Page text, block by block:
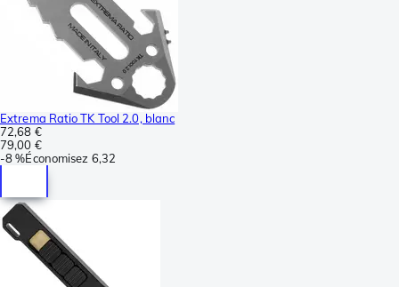
Extrema Ratio TK Tool 2.0, blanc
72,68 €
79,00 €
-8 %Économisez 6,32